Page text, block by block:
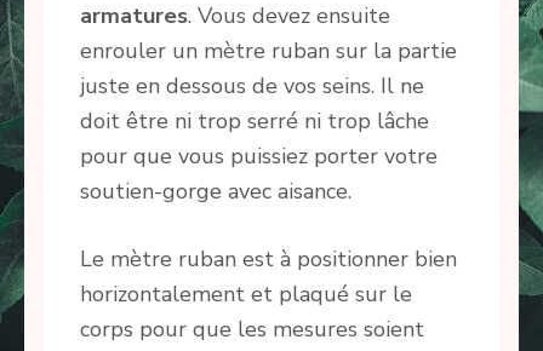
armatures. Vous devez ensuite
enrouler un mètre ruban sur la partie
juste en dessous de vos seins. Il ne
doit être ni trop serré ni trop lâche
pour que vous puissiez porter votre
soutien-gorge avec aisance.
Le mètre ruban est à positionner bien
horizontalement et plaqué sur le
corps pour que les mesures soient